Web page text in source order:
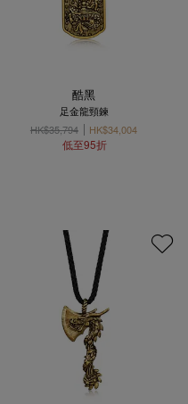
酷黑
足金龍頸鍊
HK$35,794
HK$34,004
低至95折